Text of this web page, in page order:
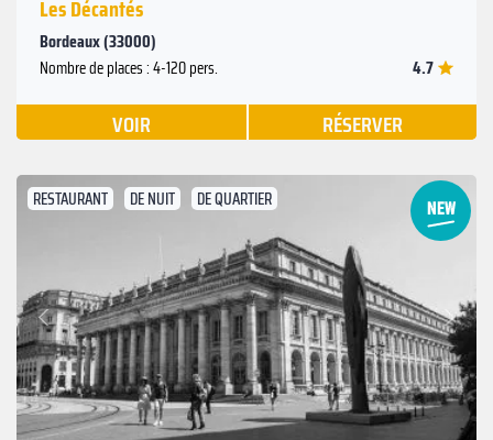
Les Décantés
Bordeaux (33000)
Nombre de places : 4-120 pers. 4.7
VOIR RÉSERVER
RESTAURANT DE NUIT DE QUARTIER
Précédent
Suivant